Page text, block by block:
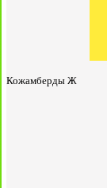
Кожамберды Ж